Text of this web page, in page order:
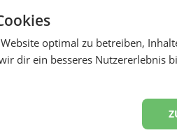
Flexibel
persönlichen Eindruck vom Dienstleister
optimal zu betreiben,
dir ein besseres Nutzererlebnis